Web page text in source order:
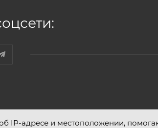
IP-адресе и местоположении,